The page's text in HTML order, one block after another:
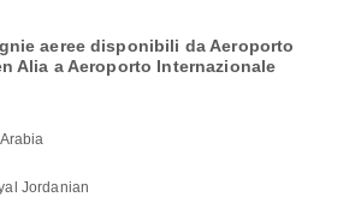
aeree disponibili da Aeroporto
Alia a Aeroporto Internazionale
Jordanian